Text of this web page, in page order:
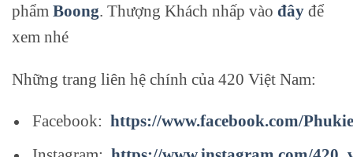
phẩm Boong. Thượng Khách nhấp vào đây để
xem nhé
Những trang liên hệ chính của 420 Việt Nam:
Facebook: https://www.facebook.com/